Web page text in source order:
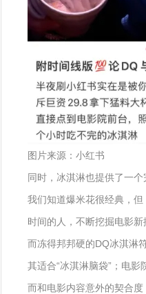
图片来源：小红书
同时，冰淇淋也提供了一个
我们知道爆米花很经典，
时间的人，不断挖掘电影新
而冻得邦邦硬的DQ冰淇淋
其适合“冰淇淋脑袋”；电
而和电影内容意外的契合